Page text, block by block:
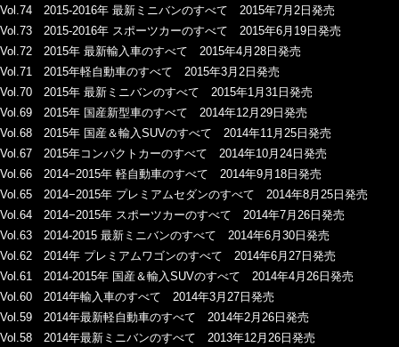
Vol.74 2015-2016年 最新ミニバンのすべて 2015年7月2日発売
Vol.73 2015-2016年 スポーツカーのすべて 2015年6月19日発売
Vol.72 2015年 最新輸入車のすべて 2015年4月28日発売
Vol.71 2015年軽自動車のすべて 2015年3月2日発売
Vol.70 2015年 最新ミニバンのすべて 2015年1月31日発売
Vol.69 2015年 国産新型車のすべて 2014年12月29日発売
Vol.68 2015年 国産＆輸入SUVのすべて 2014年11月25日発売
Vol.67 2015年コンパクトカーのすべて 2014年10月24日発売
Vol.66 2014−2015年 軽自動車のすべて 2014年9月18日発売
Vol.65 2014−2015年 プレミアムセダンのすべて 2014年8月25日発売
Vol.64 2014−2015年 スポーツカーのすべて 2014年7月26日発売
Vol.63 2014-2015 最新ミニバンのすべて 2014年6月30日発売
Vol.62 2014年 プレミアムワゴンのすべて 2014年6月27日発売
Vol.61 2014-2015年 国産＆輸入SUVのすべて 2014年4月26日発売
Vol.60 2014年輸入車のすべて 2014年3月27日発売
Vol.59 2014年最新軽自動車のすべて 2014年2月26日発売
Vol.58 2014年最新ミニバンのすべて 2013年12月26日発売